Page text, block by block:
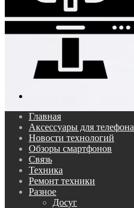
Главная
Аксессуары для телефона
Новости технологий
Обзоры смартфонов
Связь
Техника
Ремонт техники
Разное
Досуг